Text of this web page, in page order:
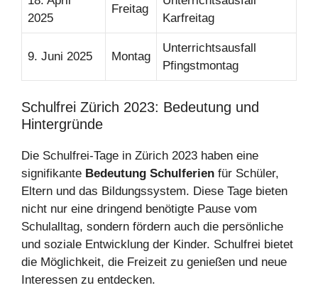
2025
Freitag
Karfreitag
9. Juni 2025 Montag
Unterrichtsausfall
Pfingstmontag
Schulfrei Zürich 2023: Bedeutung und
Hintergründe
Die Schulfrei-Tage in Zürich 2023 haben eine
signifikante Bedeutung Schulferien für Schüler,
Eltern und das Bildungssystem. Diese Tage bieten
nicht nur eine dringend benötigte Pause vom
Schulalltag, sondern fördern auch die persönliche
und soziale Entwicklung der Kinder. Schulfrei bietet
die Möglichkeit, die Freizeit zu genießen und neue
Interessen zu entdecken.